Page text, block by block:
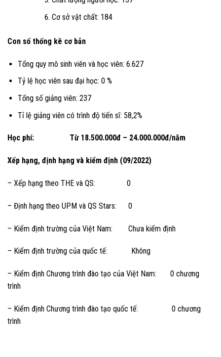
Cơ sở vật chất: 184
Con số thống kê cơ bản
Tổng quy mô sinh viên và học viên: 6.627
Tỷ lệ học viên sau đại học: 0 %
Tổng số giảng viên: 237
Tỉ lệ giảng viên có trình độ tiến sĩ: 58,2%
Học phí: Từ 18.500.000đ – 24.000.000đ/năm
Xếp hạng, định hạng và kiểm định (09/2022)
– Xếp hạng theo THE và QS: 0
– Định hạng theo UPM và QS Stars: 0
– Kiểm định trường của Việt Nam: Chưa kiểm định
– Kiểm định trường của quốc tế: Không
– Kiểm định Chương trình đào tạo của Việt Nam: 0 chương
trình
– Kiểm định Chương trình đào tạo quốc tế: 0 chương
trình